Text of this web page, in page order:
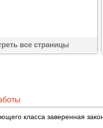
все страницы
класса заверенная